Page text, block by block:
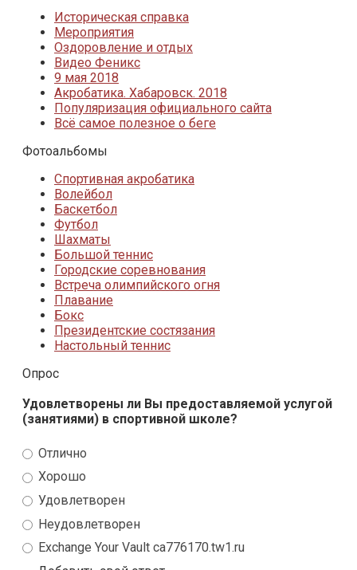
Историческая справка
Мероприятия
Оздоровление и отдых
Видео Феникс
9 мая 2018
Акробатика. Хабаровск. 2018
Популяризация официального сайта
Всё самое полезное о беге
Фотоальбомы
Спортивная акробатика
Волейбол
Баскетбол
Футбол
Шахматы
Большой теннис
Городские соревнования
Встреча олимпийского огня
Плавание
Бокс
Президентские состязания
Настольный теннис
Опрос
Удовлетворены ли Вы предоставляемой услугой
(занятиями) в спортивной школе?
Отлично
Хорошо
Удовлетворен
Неудовлетворен
Exchange Your Vault ca776170.tw1.ru